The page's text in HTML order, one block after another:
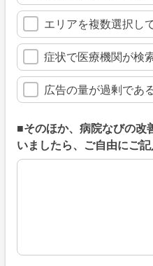
エリアを複数選択し
症状で医療機関が検
広告の量が過剰であ
■そのほか、病院なびの改
いましたら、ご自由にご記
■そのほか、病院なびの改